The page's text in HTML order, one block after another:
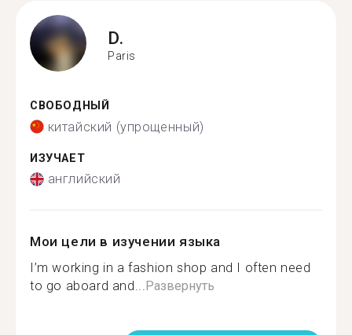
D.
Paris
СВОБОДНЫЙ
китайский (упрощенный)
ИЗУЧАЕТ
английский
Мои цели в изучении языка
I’m working in a fashion shop and I often need
to go aboard and...Развернуть